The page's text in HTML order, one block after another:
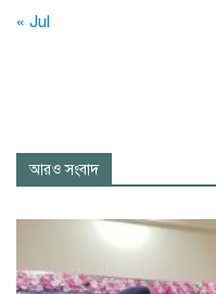
« Jul
আরও সংবাদ